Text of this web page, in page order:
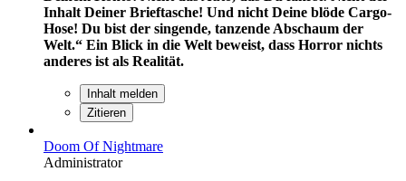
Inhalt Deiner Brieftasche! Und nicht Deine blöde Cargo-
Hose! Du bist der singende, tanzende Abschaum der
Welt.“ Ein Blick in die Welt beweist, dass Horror nichts
anderes ist als Realität.
Inhalt melden
Zitieren
Doom Of Nightmare
Administrator